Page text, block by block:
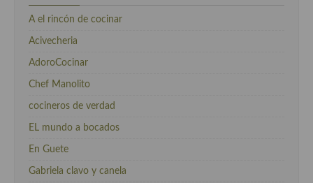
A el rincón de cocinar
Acivecheria
AdoroCocinar
Chef Manolito
cocineros de verdad
EL mundo a bocados
En Guete
Gabriela clavo y canela